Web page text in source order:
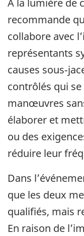
recommande
collabore avec
représentants
causes
contrôlés qui
manœuvres
élaborer et
ou des
réduire leur
Dans
que les deux
qualifiés, mais
En raison de